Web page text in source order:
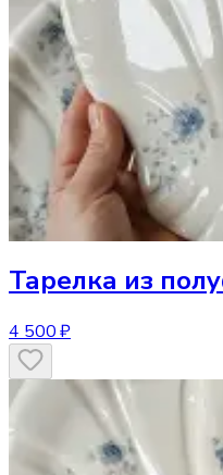
Тарелка из
4 500 ₽